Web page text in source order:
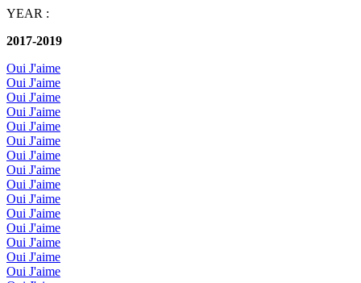
YEAR :
2017-2019
Oui J'aime
Oui J'aime
Oui J'aime
Oui J'aime
Oui J'aime
Oui J'aime
Oui J'aime
Oui J'aime
Oui J'aime
Oui J'aime
Oui J'aime
Oui J'aime
Oui J'aime
Oui J'aime
Oui J'aime